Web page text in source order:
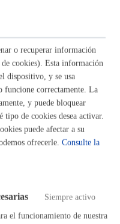
Igualdad,
y
y juvenil de Arte y
con Cooperación,
o recuperar información
cookies). Esta información
dispositivo, y se usa
funcione correctamente. La
y puede bloquear
tipo de cookies desea activar.
puede afectar a su
ofrecerle. Consulte la
Siempre activo
el funcionamiento de nuestra